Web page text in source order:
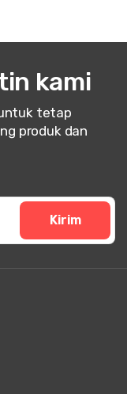
kami
tetap
produk dan
Kirim